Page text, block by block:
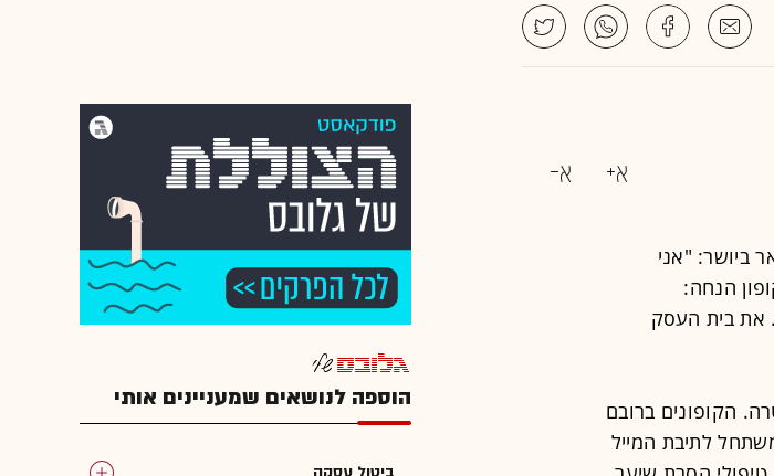
ביושר: "אני
הנחה:
את בית העסק
הקופונים ברובם
לתיבת המייל
הוספה לנושאים שמעניינים אותי
ביטול עסקה